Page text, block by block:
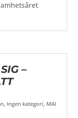
–
, Ingen kategori, MAI